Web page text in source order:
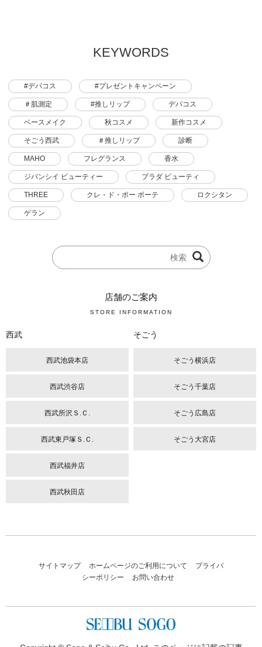
KEYWORDS
#デパコス #プレゼントキャンペーン
＃肌測定 #推しリップ デパコス
ベースメイク 秋コスメ 新作コスメ
そごう西武 ＃推しリップ 診断
MAHO フレグランス 香水
ジバンシイ ビューティー プラダ ビューティ
THREE クレ・ド・ポー ボーテ ロクシタン
ゲラン
店舗のご案内
STORE INFORMATION
西武
西武池袋本店
西武渋谷店
西武所沢Ｓ.Ｃ.
西武東戸塚Ｓ.Ｃ.
西武福井店
西武秋田店
そごう
そごう横浜店
そごう千葉店
そごう広島店
そごう大宮店
サイトマップ ホームページのご利用について
プライバ
シーポリシー
お問い合わせ